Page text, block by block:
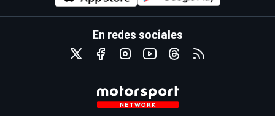
En redes sociales